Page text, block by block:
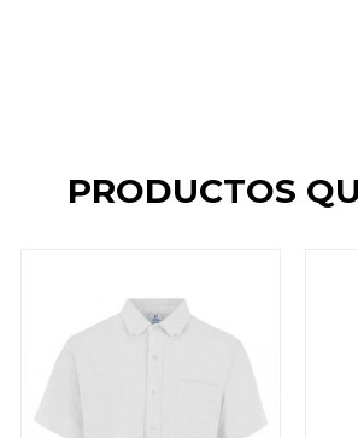
PRODUCTOS